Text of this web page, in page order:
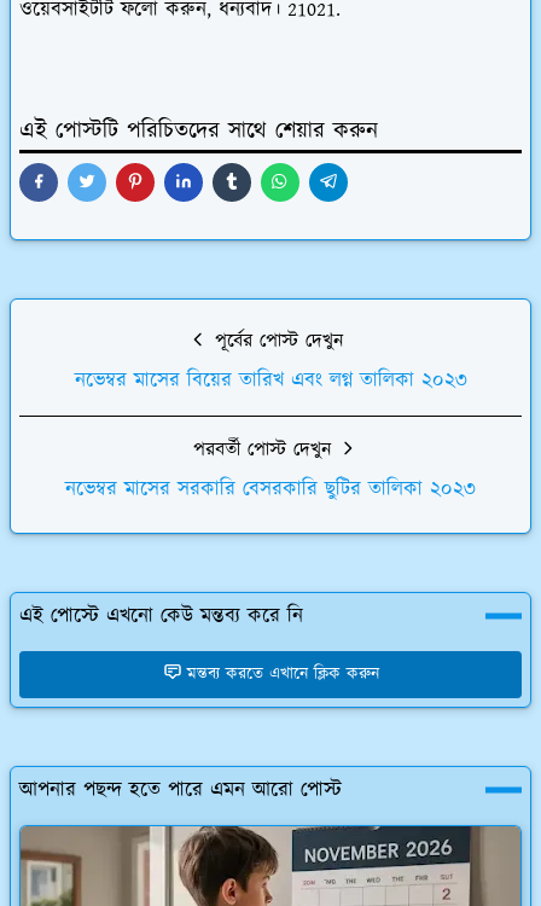
ওয়েবসাইটটি ফলো করুন, ধন্যবাদ। 21021.
এই পোস্টটি পরিচিতদের সাথে শেয়ার করুন
পূর্বের পোস্ট দেখুন
নভেম্বর মাসের বিয়ের তারিখ এবং লগ্ন তালিকা ২০২৩
পরবর্তী পোস্ট দেখুন
নভেম্বর মাসের সরকারি বেসরকারি ছুটির তালিকা ২০২৩
এই পোস্টে এখনো কেউ মন্তব্য করে নি
মন্তব্য করতে এখানে ক্লিক করুন
আপনার পছন্দ হতে পারে এমন আরো পোস্ট